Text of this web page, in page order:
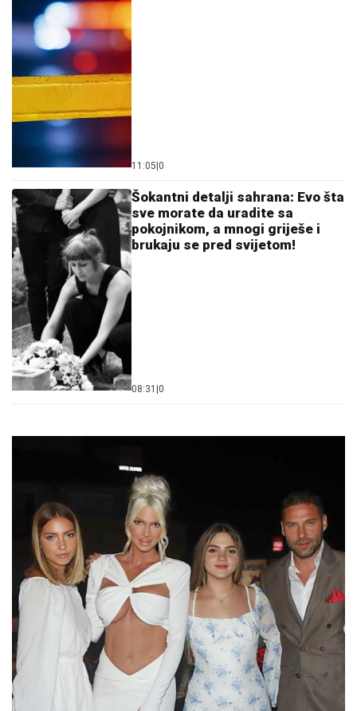
11:05 0
Šokantni detalji sahrana: Evo šta
sve morate da uradite sa
pokojnikom, a mnogi griješe i
brukaju se pred svijetom!
08:31 0